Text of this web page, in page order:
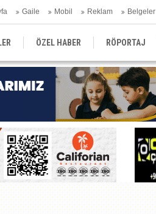
Gaile Mobil Reklam Belgeler
ÖZEL HABER RÖPORTAJ
YEREL YÖNETİM DERGİLER